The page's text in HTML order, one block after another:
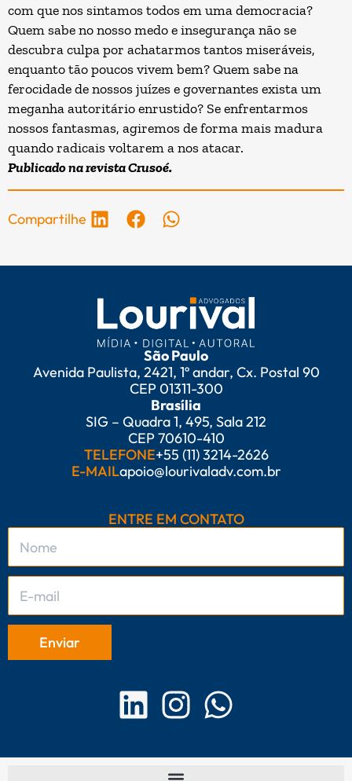
com que nos sintamos todos em uma democracia?
Quem sabe no nosso medo e insegurança não se
descubra culpa por achatarmos tantos miseráveis,
enquanto tão poucos vivem bem? Quem sabe na
ferocidade de nossos juízes e governantes exista um
meganha autoritário enrustido? Se enfrentarmos
nossos fantasmas, agiremos de forma mais madura
quando radicais voltarem a nos atacar.
Publicado na revistaCrusoé.
Compartilhe
São Paulo
Avenida Paulista, 2421, 1º andar, Cx. Postal 90
CEP 01311-300
Brasília
SIG – Quadra 1, 495, Sala 212
CEP 70610-410
TELEFONE+55 (11) 3214-2626
E-MAILapoio@lourivaladv.com.br
ENTRE EM CONTATO
L
n
I
s
W
a